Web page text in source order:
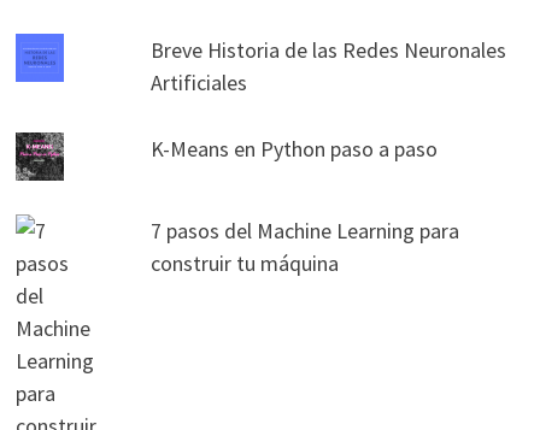
Breve Historia de las Redes Neuronales
Artificiales
K-Means en Python paso a paso
7 pasos del Machine Learning para
construir tu máquina